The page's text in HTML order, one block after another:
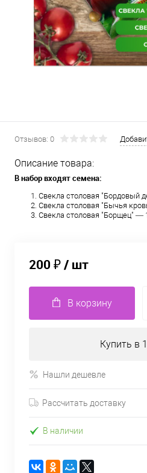
Отзывов: 0
Описание товара:
В набор входят семена:
Свекла столовая "Бордовый
Свекла столовая "Бычья
Свекла столовая "Борщец" —
200 ₽/ шт
В корзину
Купить в
Нашли дешевле
Рассчитать доставку
В наличии